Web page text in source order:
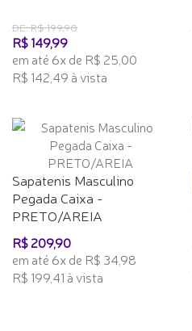
DE: R$ 199,90
R$ 149,99
em até 6x de R$ 25,00
R$ 142,49 à vista
Sapatenis Masculino
Pegada Caixa -
PRETO/AREIA
R$ 209,90
em até 6x de R$ 34,98
R$ 199,41 à vista